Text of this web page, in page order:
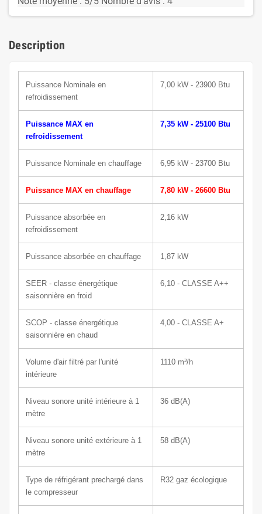
Description
Puissance Nominale en
refroidissement
7,00 kW - 23900 Btu
Puissance MAX en
refroidissement
7,35 kW - 25100 Btu
Puissance Nominale en chauffage 6,95 kW - 23700 Btu
Puissance MAX en chauffage 7,80 kW - 26600 Btu
Puissance absorbée en
refroidissement
2,16 kW
Puissance absorbée en chauffage 1,87 kW
SEER - classe énergétique
saisonnière en froid
6,10 - CLASSE A++
SCOP - classe énergétique
saisonnière en chaud
4,00 - CLASSE A+
Volume d'air filtré par l'unité
intérieure
1110 m³/h
Niveau sonore unité intérieure à 1
mètre
36 dB(A)
Niveau sonore unité extérieure à 1
mètre
58 dB(A)
Type de réfrigérant prechargé dans
le compresseur
R32 gaz écologique